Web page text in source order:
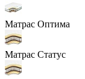
Матрас Оптима
Матрас Статус